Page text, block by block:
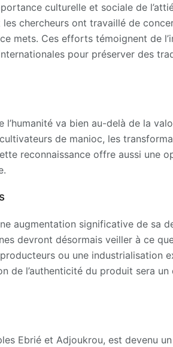
culturelle et sociale de
chercheurs ont travaillé de
mets. Ces efforts témoignent de
pour préserver des
va bien au-delà de la
de manioc, les
reconnaissance offre aussi une
augmentation significative de sa
devront désormais veiller à ce
ou une industrialisation
de l’authenticité du produit sera un
Ebrié et Adjoukrou, est devenu